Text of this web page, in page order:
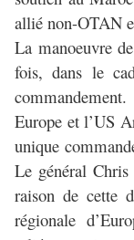
allié non-OTAN
La manoeuvre
fois, dans le
Europe et l’US
unique
Le général
raison de cette
régionale